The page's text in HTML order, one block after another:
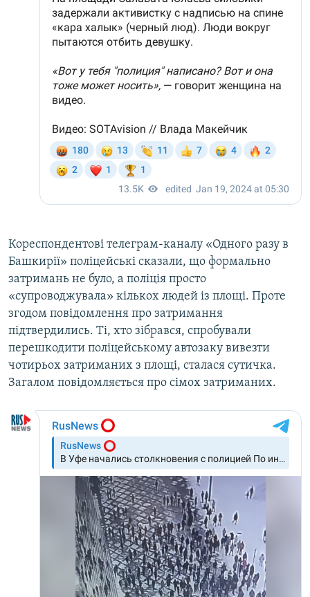
Кореспондентові телеграм-каналу «Одного разу в
Башкирії» поліцейські сказали, що формально
затримань не було, а поліція просто
«супроводжувала» кількох людей із площі. Проте
згодом повідомлення про затримання
підтвердились. Ті, хто зібрався, спробували
перешкодити поліцейському автозаку вивезти
чотирьох затриманих з площі, сталася сутичка.
Загалом повідомляється про сімох затриманих.